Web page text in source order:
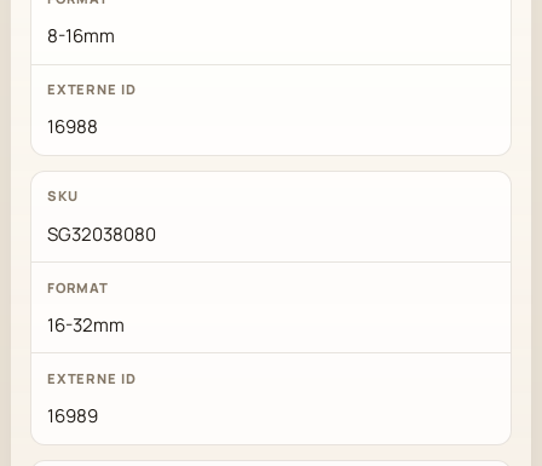
8-16mm
16988
SG32038080
16-32mm
16989